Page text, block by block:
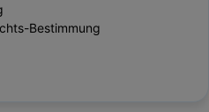
Bestimmung